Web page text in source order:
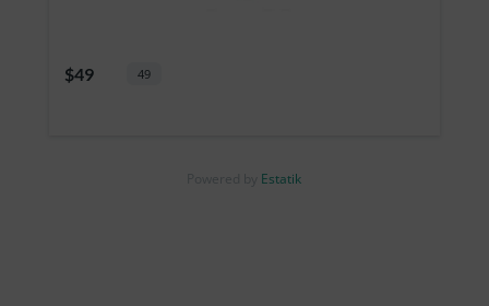
$49 49
Powered by Estatik